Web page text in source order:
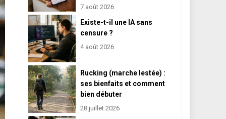
7 août 2026
Existe-t-il une IA sans
censure ?
4 août 2026
Rucking (marche lestée) :
ses bienfaits et comment
bien débuter
28 juillet 2026